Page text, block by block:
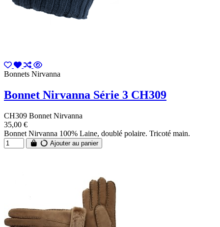
Bonnets Nirvanna
Bonnet Nirvanna Série 3 CH309
CH309 Bonnet Nirvanna
35,00 €
Bonnet Nirvanna 100% Laine, doublé polaire. Tricoté main.
Ajouter au panier